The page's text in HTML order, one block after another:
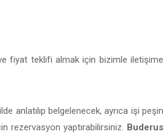
fiyat teklifi almak için bizimle iletişime
anlatılıp belgelenecek, ayrıca işi peşin
rezervasyon yaptırabilirsiniz. Buderus